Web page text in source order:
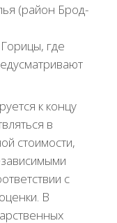
(район Брод-
где
к концу
в
стоимости,
с
В